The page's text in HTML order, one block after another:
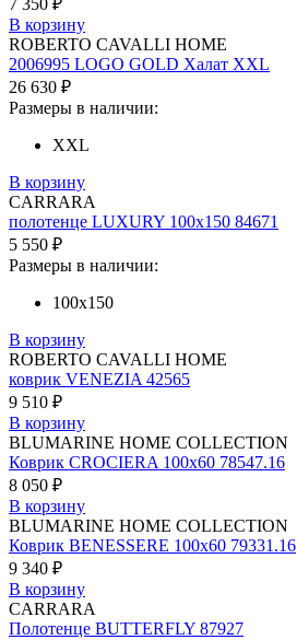
В корзину
ROBERTO CAVALLI HOME
2006995 LOGO GOLD Халат XXL
26 630 ₽
Размеры в наличии:
XXL
В корзину
CARRARA
полотенце LUXURY 100х150 84671
5 550 ₽
Размеры в наличии:
100х150
В корзину
ROBERTO CAVALLI HOME
коврик VENEZIA 42565
9 510 ₽
В корзину
BLUMARINE HOME COLLECTION
Коврик CROCIERA 100х60 78547.16
8 050 ₽
В корзину
BLUMARINE HOME COLLECTION
Коврик BENESSERE 100х60 79331.16
9 340 ₽
В корзину
CARRARA
Полотенце BUTTERFLY 87927